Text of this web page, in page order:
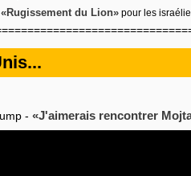
Rugissement du Lion pour les
- J'aimerais rencontrer